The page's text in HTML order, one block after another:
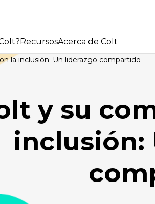
RecursosAcerca de Colt
y su
inclusión:
la inclusión: Un liderazgo compartido